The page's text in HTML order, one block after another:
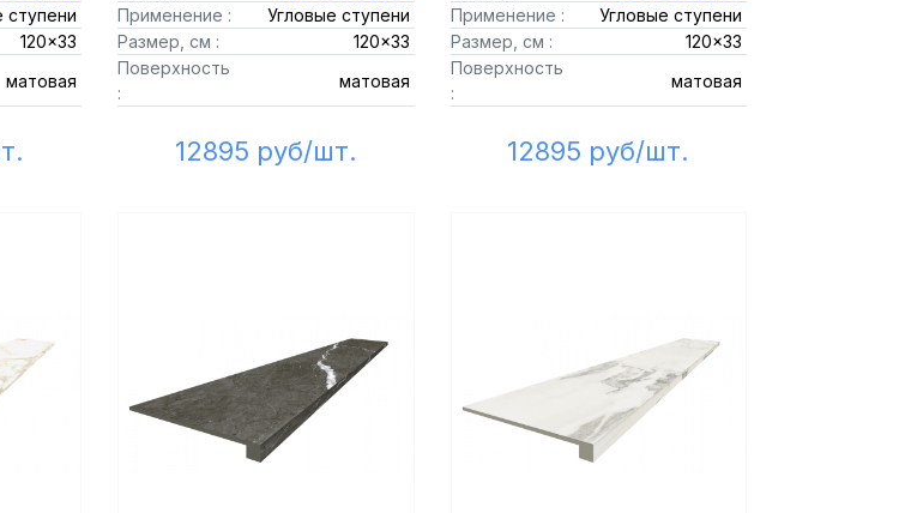
ступени
120x33
матовая
Применение :
Угловые ступени
Размер, см :
120x33
Поверхность
:
матовая
12895 руб/шт.
Применение :
Угловые ступени
Размер, см :
120x33
Поверхность
:
матовая
12895 руб/шт.